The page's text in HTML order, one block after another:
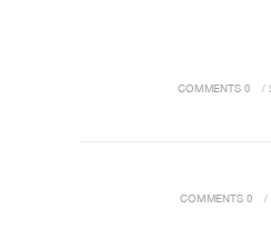
/
0 COMMENTS
/
0 COMMENTS